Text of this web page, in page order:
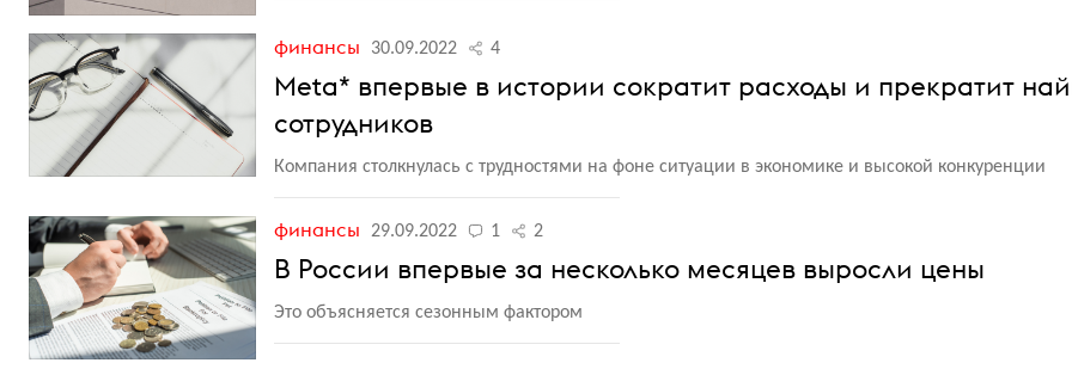
финансы 30.09.2022 4
Meta* впервые в истории сократит расходы и прекратит
сотрудников
Компания столкнулась с трудностями на фоне ситуации в экономике и высокой конкуренции
финансы 29.09.2022 1 2
В России впервые за несколько месяцев выросли цены
Это объясняется сезонным фактором